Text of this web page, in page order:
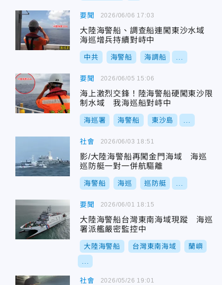
要聞
大陸海警船、調查船連闖東沙水域
海巡增兵持續對峙中
中共 海警船 海調船
2026/06/06 17:03
要聞
海上激烈交鋒！陸海警船硬闖東沙限
制水域 我海巡船對峙中
海巡署 海警船 東沙島
2026/06/05 15:06
社會
影/大陸海警船再闖金門海域 海巡
巡防艇一對一併航驅離
海警船 海巡 巡防艇
2026/06/03 18:51
要聞
大陸海警船台灣東南海域現蹤 海巡
署派艦嚴密監控中
大陸海警船 台灣東南海域 蘭嶼
2026/06/01 18:15
社會 2026/05/26 19:01